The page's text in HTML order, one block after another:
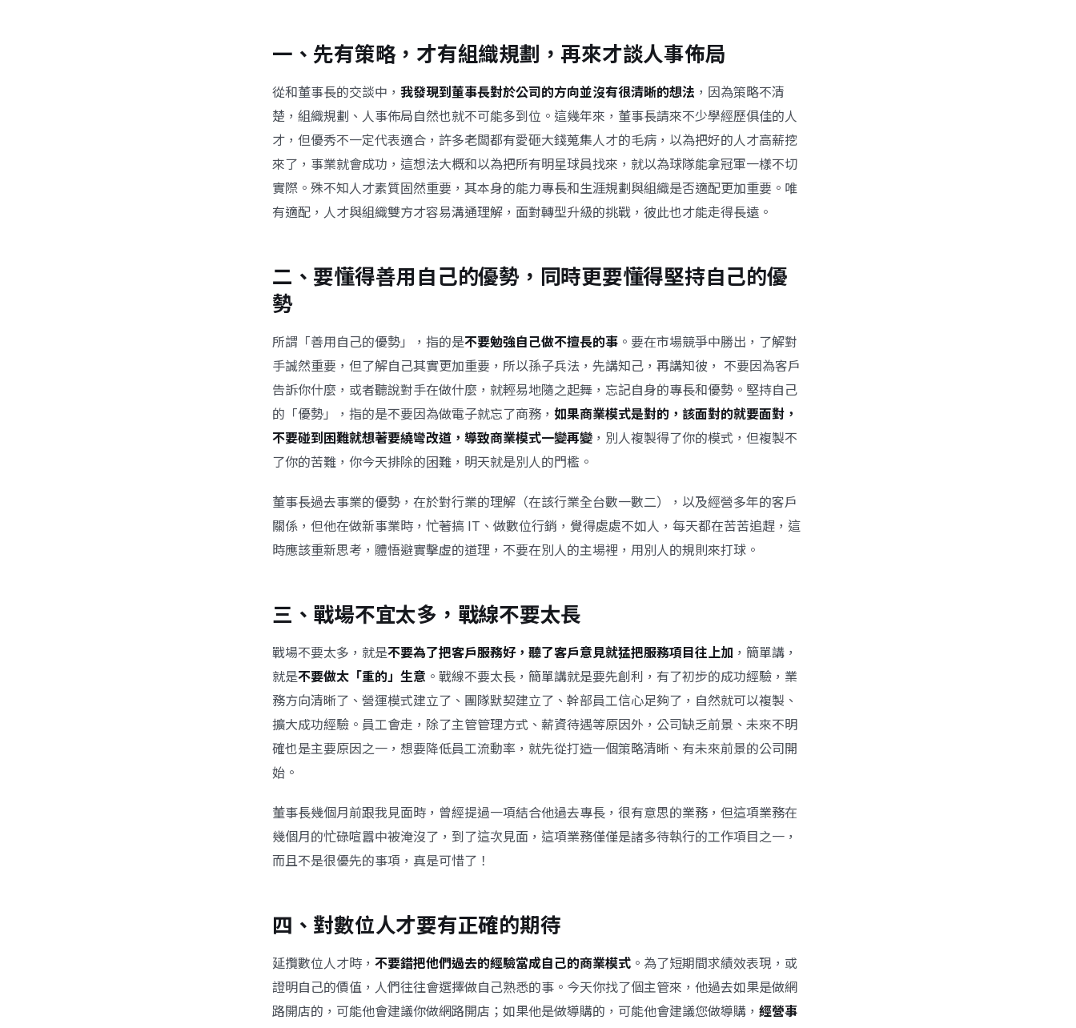
一、先有策略，才有組織規劃，再來才談人事佈局
從和董事長的交談中， 我發現到董事長對於公司的方向並沒有很清晰的想法 ，因為策略不清
楚，組織規劃、人事佈局自然也就不可能多到位。這幾年來，董事長請來不少學經歷俱佳的人
才，但優秀不一定代表適合，許多老闆都有愛砸大錢蒐集人才的毛病，以為把好的人才高薪挖
來了，事業就會成功，這想法大概和以為把所有明星球員找來，就以為球隊能拿冠軍一樣不切
實際。殊不知人才素質固然重要，其本身的能力專長和生涯規劃與組織是否適配更加重要。唯
有適配，人才與組織雙方才容易溝通理解，面對轉型升級的挑戰，彼此也才能走得長遠。
二、要懂得善用自己的優勢，同時更要懂得堅持自己的優
勢
所謂「善用自己的優勢」，指的是不要勉強自己做不擅長的事 。要在市場競爭中勝出，了解對
手誠然重要，但了解自己其實更加重要，所以孫子兵法，先講知己，再講知彼， 不要因為客戶
告訴你什麼，或者聽說對手在做什麼，就輕易地隨之起舞，忘記自身的專長和優勢。堅持自己
的「優勢」，指的是不要因為做電子就忘了商務， 如果商業模式是對的，該面對的就要面對，
不要碰到困難就想著要繞彎改道，導致商業模式一變再變 ，別人複製得了你的模式，但複製不
了你的苦難，你今天排除的困難，明天就是別人的門檻。
董事長過去事業的優勢，在於對行業的理解（在該行業全台數一數二），以及經營多年的客戶
關係，但他在做新事業時，忙著搞 IT、做數位行銷，覺得處處不如人，每天都在苦苦追趕，這
時應該重新思考，體悟避實擊虛的道理，不要在別人的主場裡，用別人的規則來打球。
三、戰場不宜太多，戰線不要太長
戰場不要太多，就是不要為了把客戶服務好，聽了客戶意見就猛把服務項目往上加 ，簡單講，
就是不要做太「重的」生意 。戰線不要太長，簡單講就是要先創利，有了初步的成功經驗，業
務方向清晰了、營運模式建立了、團隊默契建立了、幹部員工信心足夠了，自然就可以複製、
擴大成功經驗。員工會走，除了主管管理方式、薪資待遇等原因外，公司缺乏前景、未來不明
確也是主要原因之一，想要降低員工流動率，就先從打造一個策略清晰、有未來前景的公司開
始。
董事長幾個月前跟我見面時，曾經提過一項結合他過去專長，很有意思的業務，但這項業務在
幾個月的忙碌喧囂中被淹沒了，到了這次見面，這項業務僅僅是諸多待執行的工作項目之一，
而且不是很優先的事項，真是可惜了！
四、對數位人才要有正確的期待
延攬數位人才時， 不要錯把他們過去的經驗當成自己的商業模式 。為了短期間求績效表現，或
證明自己的價值，人們往往會選擇做自己熟悉的事。今天你找了個主管來，他過去如果是做網
路開店的，可能他會建議你做網路開店；如果他是做導購的，可能他會建議您做導購， 經營事